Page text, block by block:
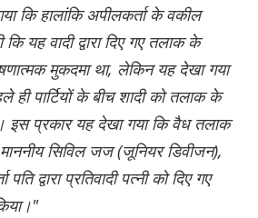
कि हालांकि अपीलकर्ता के वकील
यह वादी द्वारा दिए गए तलाक के
मुकदमा था, लेकिन यह देखा गया
ही पार्टियों के बीच शादी को तलाक के
इस प्रकार यह देखा गया कि वैध तलाक
सिविल जज (जूनियर डिवीजन),
द्वारा प्रतिवादी पत्नी को दिए गए